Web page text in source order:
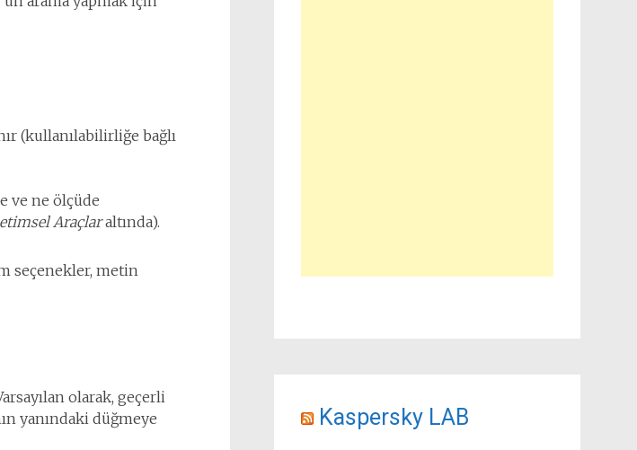
(kullanılabilirliğe bağlı
ve ne ölçüde
Araçlaraltında).
seçenekler, metin
olarak, geçerli
yanındaki düğmeye
Kaspersky LAB